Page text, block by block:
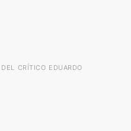
, DEL CRÍTICO EDUARDO